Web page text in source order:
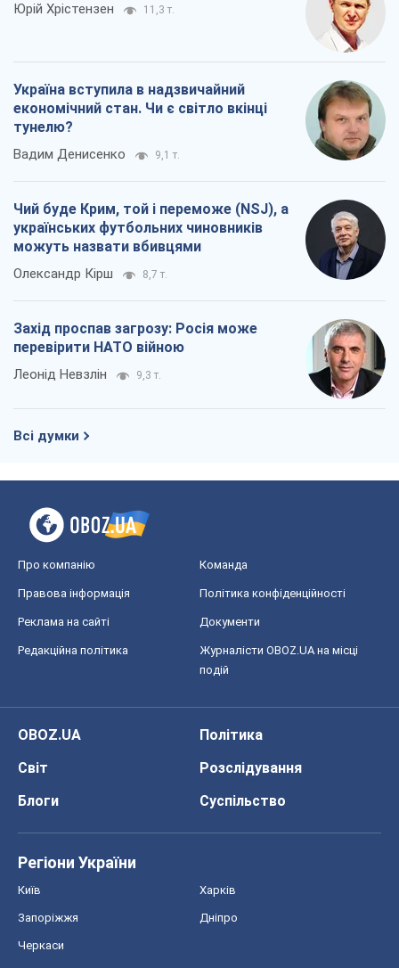
Юрій Хрістензен 11,3 т.
Україна вступила в надзвичайний
економічний стан. Чи є світло вкінці
тунелю?
Вадим Денисенко 9,1 т.
Чий буде Крим, той і переможе (NSJ), а
українських футбольних чиновників
можуть назвати вбивцями
Олександр Кірш 8,7 т.
Захід проспав загрозу: Росія може
перевірити НАТО війною
Леонід Невзлін 9,3 т.
Всі думки
Про компанію Команда
Правова інформація Політика конфіденційності
Реклама на сайті Документи
Редакційна політика
Журналісти OBOZ.UA на місці
подій
OBOZ.UA
Політика
Світ
Розслідування
Блоги
Суспільство
Регіони України
Київ Харків
Запоріжжя Дніпро
Черкаси